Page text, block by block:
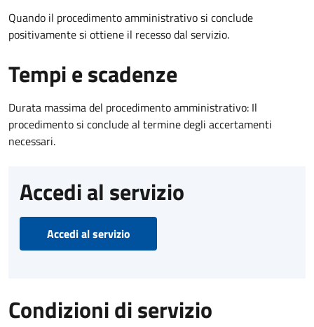
Quando il procedimento amministrativo si conclude
positivamente si ottiene il recesso dal servizio.
Tempi e scadenze
Durata massima del procedimento amministrativo: Il
procedimento si conclude al termine degli accertamenti
necessari.
Accedi al servizio
Accedi al servizio
Condizioni di servizio